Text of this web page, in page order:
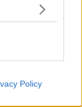
Policy